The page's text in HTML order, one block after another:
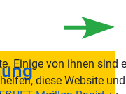
Einige von ihnen sind
diese Website